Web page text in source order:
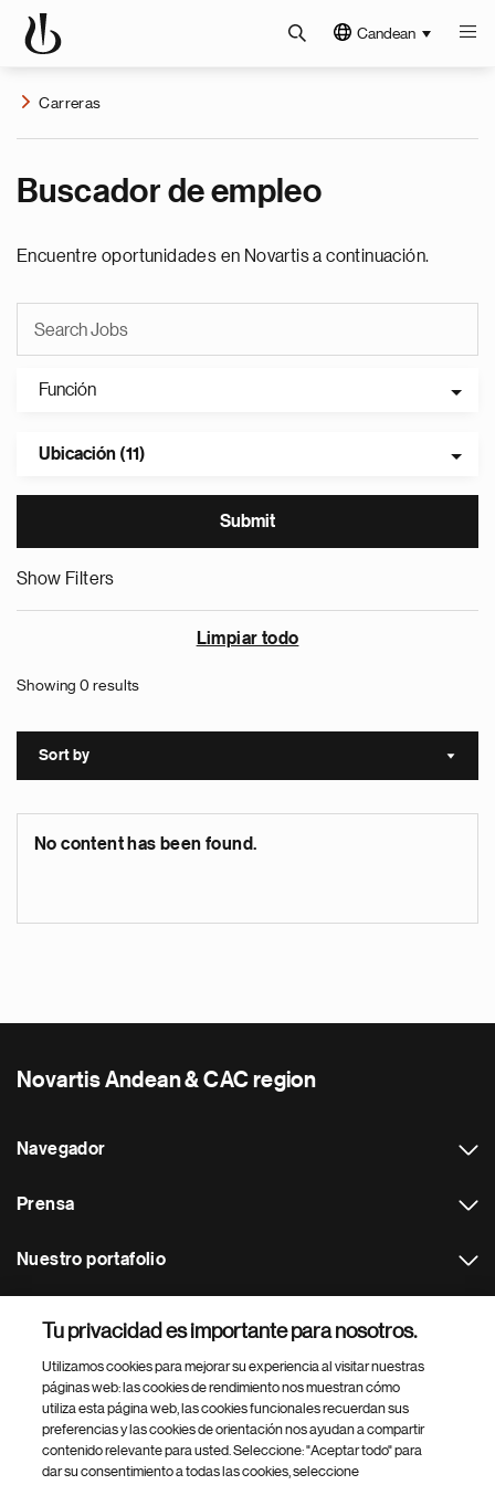
Candean
Carreras
Buscador de empleo
Encuentre oportunidades en Novartis a continuación.
Función
Ubicación (11)
Show Filters
Limpiar todo
Showing 0 results
Sort by Sort
No content has been found.
Novartis Andean & CAC region
Navegador
Prensa
Nuestro portafolio
Footer Site Search
Tu privacidad es importante para nosotros.
Utilizamos cookies para mejorar su experiencia al visitar nuestras
páginas web: las cookies de rendimiento nos muestran cómo
utiliza esta página web, las cookies funcionales recuerdan sus
preferencias y las cookies de orientación nos ayudan a compartir
contenido relevante para usted. Seleccione: "Aceptar todo" para
dar su consentimiento a todas las cookies, seleccione